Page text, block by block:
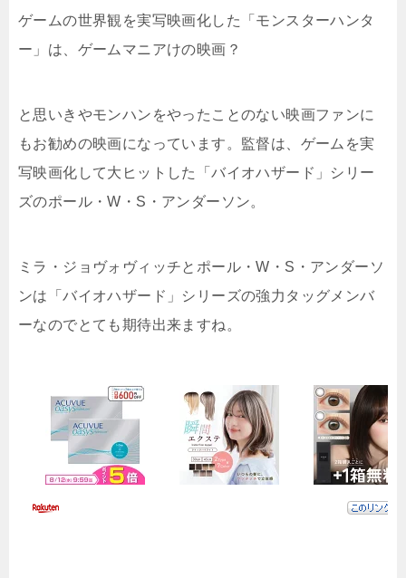
ゲームの世界観を実写映画化した「モンスターハンタ
ー」は、ゲームマニアけの映画？
と思いきやモンハンをやったことのない映画ファンに
もお勧めの映画になっています。監督は、ゲームを実
写映画化して大ヒットした「バイオハザード」シリー
ズのポール・W・S・アンダーソン。
ミラ・ジョヴォヴィッチとポール・W・S・アンダーソ
ンは「バイオハザード」シリーズの強力タッグメンバ
ーなのでとても期待出来ますね。